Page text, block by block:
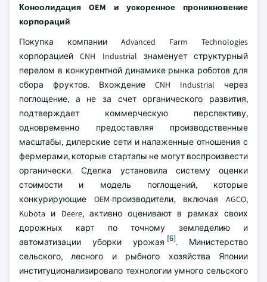
Консолидация OEM и ускоренное проникновение
корпораций
Покупка компании Advanced Farm Technologies
корпорацией CNH Industrial знаменует структурный
перелом в конкурентной динамике рынка роботов для
сбора фруктов. Вхождение CNH Industrial через
поглощение, а не за счет органического развития,
подтверждает коммерческую перспективу,
одновременно предоставляя производственные
масштабы, дилерские сети и налаженные отношения с
фермерами, которые стартапы не могут воспроизвести
органически. Сделка установила систему оценки
стоимости и модель поглощений, которые
конкурирующие OEM-производители, включая AGCO,
Kubota и Deere, активно оценивают в рамках своих
дорожных карт по точному земледелию и
автоматизации уборки урожая [6]. Министерство
сельского, лесного и рыбного хозяйства Японии
институционализировало технологии умного сельского